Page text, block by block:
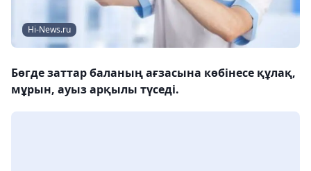
Hi-News.ru
Бөгде заттар баланың ағзасына көбінесе құлақ,
мұрын, ауыз арқылы түседі.